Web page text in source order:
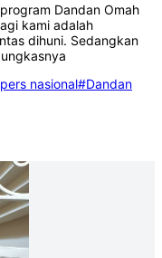
Dandan Omah
kami adalah
dihuni. Sedangkan
nasional#Dandan